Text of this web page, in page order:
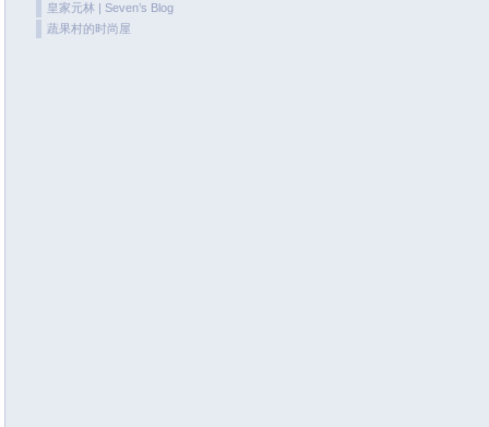
皇家元林 | Seven’s Blog
蔬果村的时尚屋